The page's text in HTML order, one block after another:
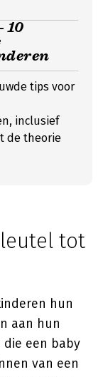
10
tips voor
inclusief
de theorie
tot
hun
aan hun
die een baby
van een